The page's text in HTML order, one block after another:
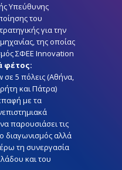
Υπεύθυνης
του
για την
της οποίας
ΣΦΕΕ Innovation
φέτος:
σε 5 πόλεις (Αθήνα,
και Πάτρα)
με τα
παρουσιάσει τις
διαγωνισμός αλλά
τη συνεργασία
και του